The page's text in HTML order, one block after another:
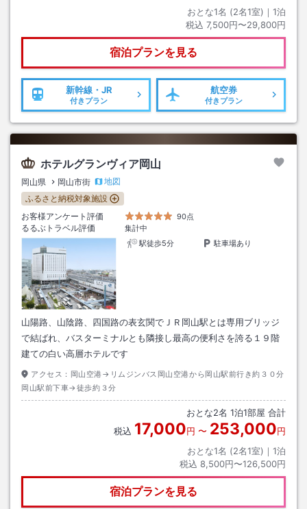
おとな1名 (2名1室)｜ 1泊
税込 7,500円〜29,800円
宿泊プランを見る
新幹線・JR
付きプラン
航空券
付きプラン
ホテルグランヴィア岡山
岡山県 岡山市街
地図
ふるさと納税対象施設
お客様アンケート評価
90点
るるぶトラベル評価
集計中
駅徒歩5分
駐車場あり
山陽路、山陰路、四国路の表玄関でＪＲ岡山駅とは専用ブリッジ
で結ばれ、バスターミナルとも隣接し最高の便利さを誇る１９階
建ての白い高層ホテルです
アクセス： 岡山空港→リムジンバス岡山空港から岡山駅前行き約３０分
岡山駅前下車→徒歩約３分
おとな2名 1泊1部屋 合計
税込 17,000円 〜 253,000円
おとな1名 (2名1室)｜ 1泊
税込 8,500円〜126,500円
宿泊プランを見る